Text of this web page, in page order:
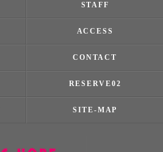
STAFF
ACCESS
CONTACT
RESERVE02
SITE-MAP